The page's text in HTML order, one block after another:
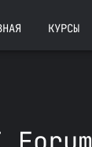
КУРСЫ